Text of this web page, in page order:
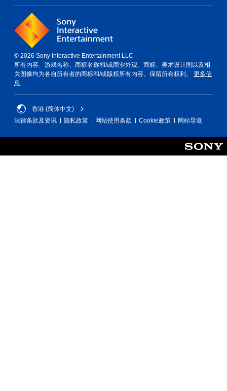
© 2026 Sony Interactive Entertainment LLC
所有内容、游戏名称、商标名称和/或商业外观、商标、美术设计图以及相
关图像均为各自所有者的商标和/或版权所有内容。保留所有权利。 更多信
息
香港 (简体中文)
法律条款及资讯
隐私政策 网站使用条款 Cookie政策 网站导览